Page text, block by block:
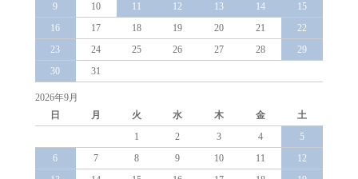
9
10 11 12 13 14
15
16
17 18 19 20 21
22
23
24 25 26 27 28
29
30
31
2026年9月
日
月 火 水 木 金
土
1
2 3 4
5
6
7 8 9 10 11
12